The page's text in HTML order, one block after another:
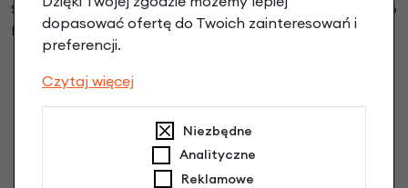
Shimano RT-70 160mm. Dynamo w piaście Shimano Dynamo
Hub UR700.
dopasować ofertę do Twoich zainteresowań i
preferencji.
Czytaj więcej
Niezbędne
Analityczne
Reklamowe